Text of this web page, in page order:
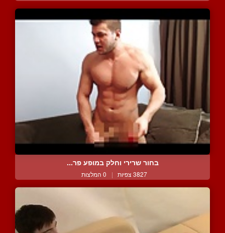
בחור שרירי וחלק במופע פר...
3827 צפיות | 0 המלצות